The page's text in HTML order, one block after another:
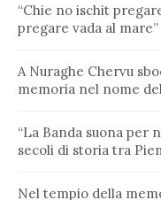
“Chie no ischit
pregare vada al mare”
A Nuraghe Chervu
memoria nel nome
“La Banda suona per
secoli di storia tra
Nel tempio della